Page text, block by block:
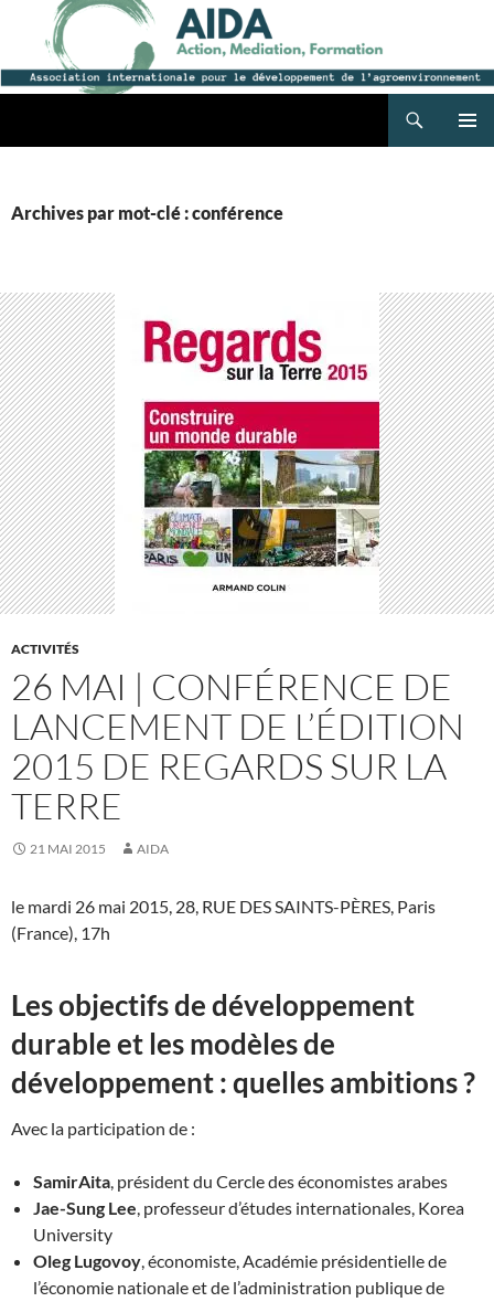
Archives par mot-clé : conférence
ACTIVITÉS
26 MAI | CONFÉRENCE DE
LANCEMENT DE L’ÉDITION
2015 DE REGARDS SUR LA
TERRE
21 MAI 2015 AIDA
le mardi 26 mai 2015, 28, RUE DES SAINTS-PÈRES, Paris
(France), 17h
Les objectifs de développement
durable et les modèles de
développement : quelles ambitions ?
Avec la participation de :
SamirAita, président du Cercle des économistes arabes
Jae-Sung Lee, professeur d’études internationales, Korea
University
Oleg Lugovoy, économiste, Académie présidentielle de
l’économie nationale et de l’administration publique de